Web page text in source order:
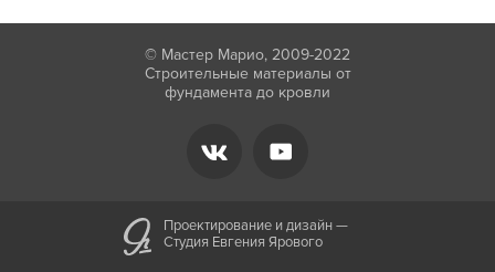
© Мастер Марио, 2009-2022
Строительные материалы от
фундамента до кровли
Проектирование и дизайн —
Студия Евгения Ярового